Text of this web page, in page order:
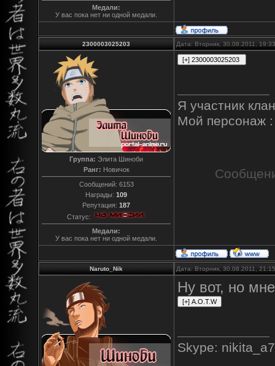
Медали:
У вас пока нет ни одной медали.
2300003025203 Дата: Вторник, 30.08.2011,
Группа: Элита Шиноби
Ранг: Новичок
Сообщений: 6153
Награды: 109
Репутация: 187
Статус:
Медали:
У вас пока нет ни одной медали.
Я участник
Мой персонаж
Naruto_Nik Дата: Вторник, 30.08.2011,
Ну вот, но
Skype: